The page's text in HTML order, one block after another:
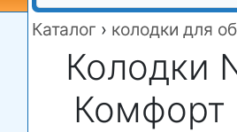
Каталог › колодки для
Колодки